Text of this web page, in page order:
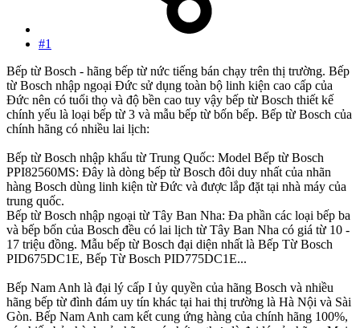
#1
Bếp từ Bosch - hãng bếp từ nức tiếng bán chạy trên thị trường. Bếp
từ Bosch nhập ngoại Đức sử dụng toàn bộ linh kiện cao cấp của
Đức nên có tuổi thọ và độ bền cao tuy vậy bếp từ Bosch thiết kế
chính yếu là loại bếp từ 3 và mẫu bếp từ bốn bếp. Bếp từ Bosch của
chính hãng có nhiều lai lịch:
Bếp từ Bosch nhập khẩu từ Trung Quốc: Model Bếp từ Bosch
PPI82560MS: Đây là dòng bếp từ Bosch đôi duy nhất của nhãn
hàng Bosch dùng linh kiện từ Đức và được lắp đặt tại nhà máy của
trung quốc.
Bếp từ Bosch nhập ngoại từ Tây Ban Nha: Đa phần các loại bếp ba
và bếp bốn của Bosch đều có lai lịch từ Tây Ban Nha có giá từ 10 -
17 triệu đồng. Mẫu bếp từ Bosch đại diện nhất là Bếp Từ Bosch
PID675DC1E, Bếp Từ Bosch PID775DC1E...
Bếp Nam Anh là đại lý cấp I ủy quyền của hãng Bosch và nhiều
hãng bếp từ đình đám uy tín khác tại hai thị trường là Hà Nội và Sài
Gòn. Bếp Nam Anh cam kết cung ứng hàng của chính hãng 100%,